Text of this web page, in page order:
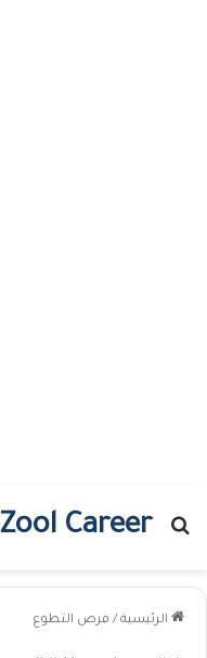
Zool Career
بحث عن
الرئيسية / فرص التطوع